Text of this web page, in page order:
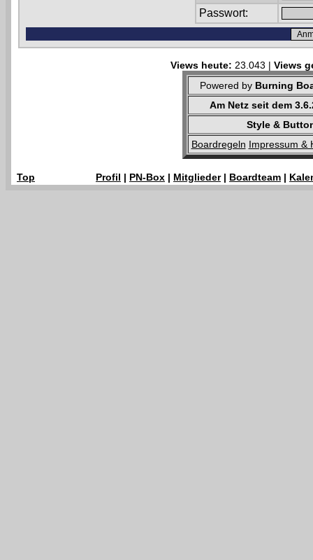
Passwort:
Views heute: 23.043 | Views
Powered by Burning
Am Netz seit dem
Style &
Boardregeln Impressum &
Top Profil | PN-Box | Mitglieder| Boardteam |